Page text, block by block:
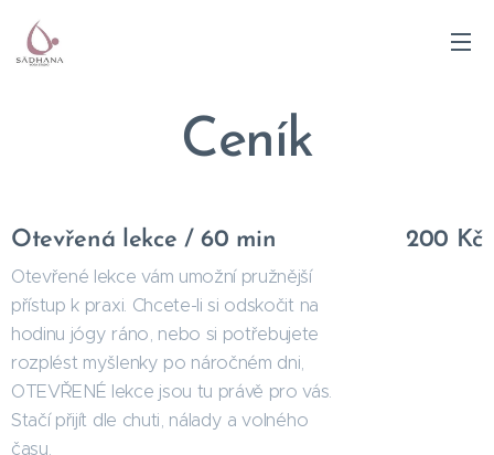
Ceník
Otevřená lekce / 60 min
Otevřené lekce vám umožní pružnější
přístup k praxi. Chcete-li si odskočit na
hodinu jógy ráno, nebo si potřebujete
rozplést myšlenky po náročném dni,
OTEVŘENÉ lekce jsou tu právě pro vás.
Stačí přijít dle chuti, nálady a volného
času.
200 Kč